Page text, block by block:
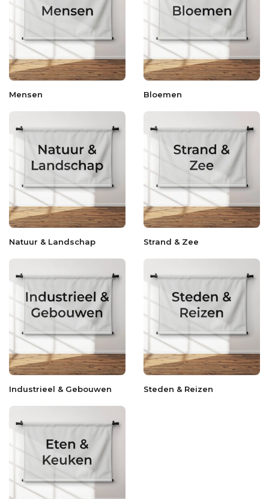
Mensen Bloemen
Natuur & Landschap Strand & Zee
Industrieel & Gebouwen Steden & Reizen